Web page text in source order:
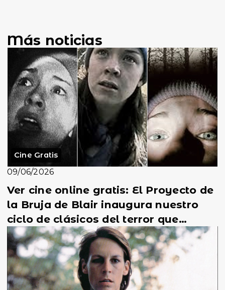
Más noticias
Cine Gratis
09/06/2026
Ver cine online gratis: El Proyecto de
la Bruja de Blair inaugura nuestro
ciclo de clásicos del terror que
todavía qu...